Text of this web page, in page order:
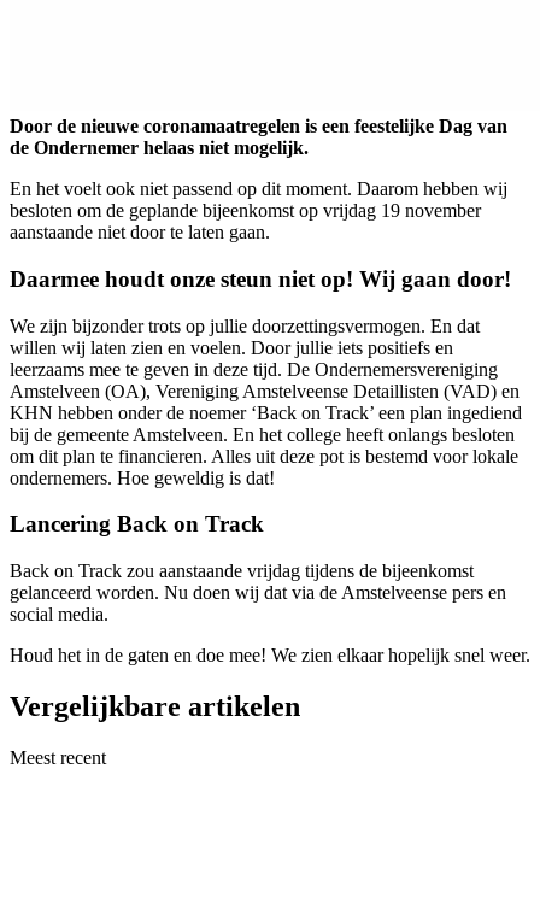
Door de nieuwe coronamaatregelen is een feestelijke Dag van
de Ondernemer helaas niet mogelijk.
En het voelt ook niet passend op dit moment. Daarom hebben wij
besloten om de geplande bijeenkomst op vrijdag 19 november
aanstaande niet door te laten gaan.
Daarmee houdt onze steun niet op! Wij gaan door!
We zijn bijzonder trots op jullie doorzettingsvermogen. En dat
willen wij laten zien en voelen. Door jullie iets positiefs en
leerzaams mee te geven in deze tijd. De Ondernemersvereniging
Amstelveen (OA), Vereniging Amstelveense Detaillisten (VAD) en
KHN hebben onder de noemer ‘Back on Track’ een plan ingediend
bij de gemeente Amstelveen. En het college heeft onlangs besloten
om dit plan te financieren. Alles uit deze pot is bestemd voor lokale
ondernemers. Hoe geweldig is dat!
Lancering Back on Track
Back on Track zou aanstaande vrijdag tijdens de bijeenkomst
gelanceerd worden. Nu doen wij dat via de Amstelveense pers en
social media.
Houd het in de gaten en doe mee! We zien elkaar hopelijk snel weer.
Vergelijkbare artikelen
Meest recent